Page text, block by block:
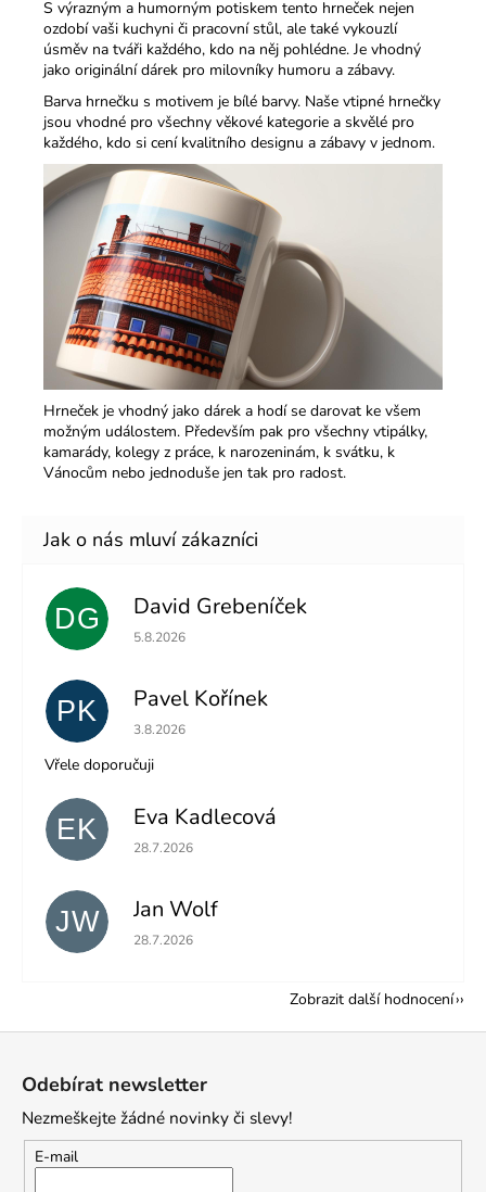
S výrazným a humorným potiskem tento hrneček nejen
ozdobí vaši kuchyni či pracovní stůl, ale také vykouzlí
úsměv na tváři každého, kdo na něj pohlédne. Je vhodný
jako originální dárek pro milovníky humoru a zábavy.​
Barva hrnečku s motivem je bílé barvy. Naše vtipné hrnečky
jsou vhodné pro všechny věkové kategorie a skvělé pro
každého, kdo si cení kvalitního designu a zábavy v jednom.​
Hrneček je vhodný jako dárek a hodí se darovat ke všem
možným událostem. Především pak pro všechny vtipálky,
kamarády, kolegy z práce, k narozeninám, k svátku, k
Vánocům nebo jednoduše jen tak pro radost.
DG David Grebeníček
Hodnocení obchodu je 5 z 5 hvězdiček.
5.8.2026
PK Pavel Kořínek
Hodnocení obchodu je 5 z 5 hvězdiček.
3.8.2026
Vřele doporučuji
EK Eva Kadlecová
Hodnocení obchodu je 5 z 5 hvězdiček.
28.7.2026
JW Jan Wolf
Hodnocení obchodu je 5 z 5 hvězdiček.
28.7.2026
Zobrazit další hodnocení
Odebírat newsletter
Nezmeškejte žádné novinky či slevy!
E-mail